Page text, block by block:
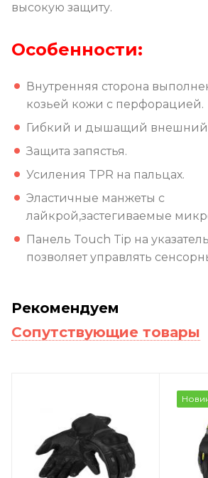
высокую защиту.
Особенности:
Внутренняя сторона
козьей кожи с перфорацией.
Гибкий и дышащий внешний
Защита запястья.
Усиления TPR на пальцах.
Эластичные манжеты с
лайкрой,застегиваемые
Панель Touch Tip на
позволяет управлять
Рекомендуем
Сопутствующие товары